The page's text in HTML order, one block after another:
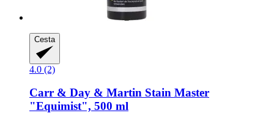
Cesta
4.0 (2)
Carr & Day & Martin Stain Master
"Equimist", 500 ml